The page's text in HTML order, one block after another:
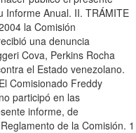
Informe Anual. II. TRÁMITE
la Comisión
una denuncia
Cova, Perkins Rocha
el Estado venezolano.
Comisionado Freddy
participó en las
informe, de
de la Comisión. 1